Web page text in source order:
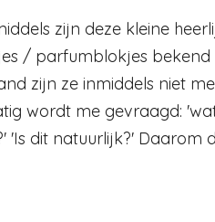
zijn deze kleine
/ parfumblokjes bekend
zijn ze inmiddels niet
wordt me gevraagd:
'Is dit natuurlijk?' Daarom